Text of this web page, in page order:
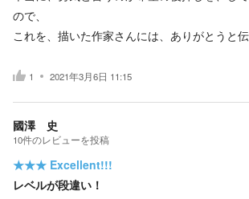
ので、
これを、描いた作家さんには、ありがとうと伝
1 2021年3月6日 11:15
國澤 史
10件のレビューを投稿
★★★ Excellent!!!
レベルが段違い！